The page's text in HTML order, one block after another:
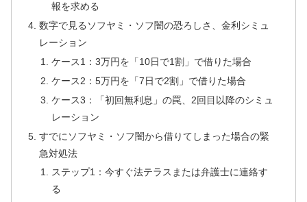
報を求める
数字で見るソフヤミ・ソフ闇の恐ろしさ、金利シミュ
レーション
ケース1：3万円を「10日で1割」で借りた場合
ケース2：5万円を「7日で2割」で借りた場合
ケース3：「初回無利息」の罠、2回目以降のシミュ
レーション
すでにソフヤミ・ソフ闇から借りてしまった場合の緊
急対処法
ステップ1：今すぐ法テラスまたは弁護士に連絡す
る